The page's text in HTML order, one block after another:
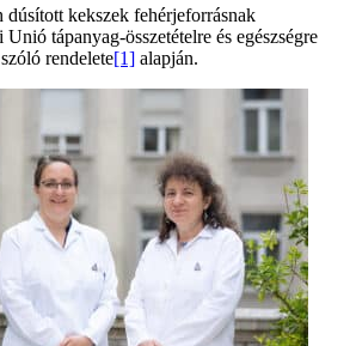
kekszek fehérjeforrásnak
tápanyag-összetételre és egészségre
rendelete[1] alapján.